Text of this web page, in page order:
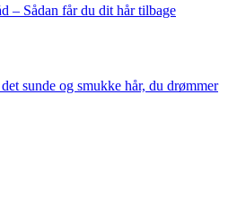
– Sådan får du dit hår tilbage
sunde og smukke hår, du drømmer